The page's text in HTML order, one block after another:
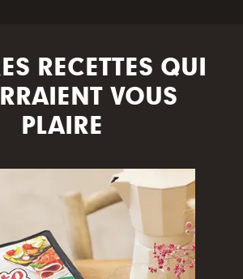
RECETTES QUI
VOUS
PLAIRE